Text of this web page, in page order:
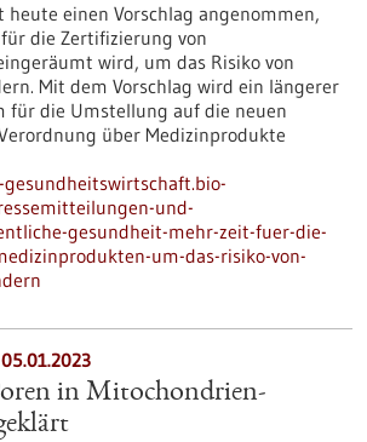
heute einen Vorschlag angenommen,
die Zertifizierung von
wird, um das Risiko von
Mit dem Vorschlag wird ein längerer
für die Umstellung auf die neuen
über Medizinprodukte
und-
gesundheit-mehr-zeit-fuer-die-
um-das-risiko-von-
in Mitochondrien-